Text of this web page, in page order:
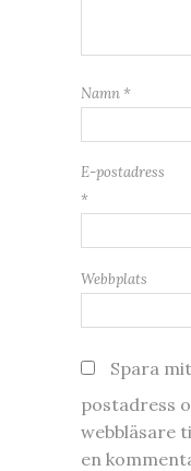
Namn *
E-postadress
*
Webbplats
Spara
postadress
webbläsare
en